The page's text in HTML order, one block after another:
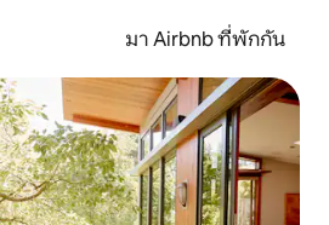
มา Airbnb ที่พักกัน